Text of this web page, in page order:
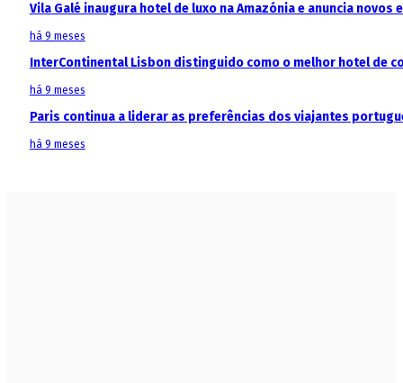
Vila Galé inaugura hotel de luxo na Amazónia e anuncia
há 9 meses
InterContinental Lisbon distinguido como o melhor hotel de
há 9 meses
Paris continua a liderar as preferências dos viajantes
há 9 meses